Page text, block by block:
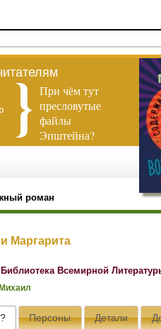
При чём тут
пресловутые
файлы
Эпштейна?
роман
Маргарита
Библиотека Всемирной
Персоны Детали